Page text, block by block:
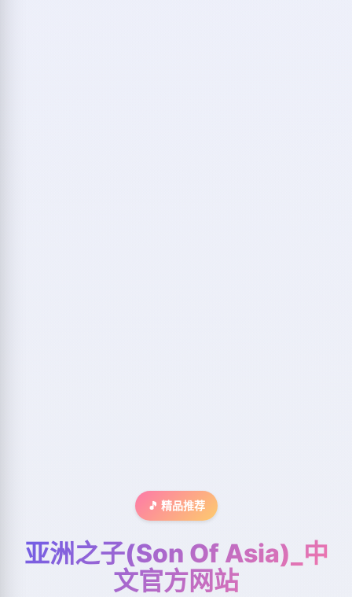
🎵 精品推荐
亚洲之子(Son Of Asia)_中
文官方网站